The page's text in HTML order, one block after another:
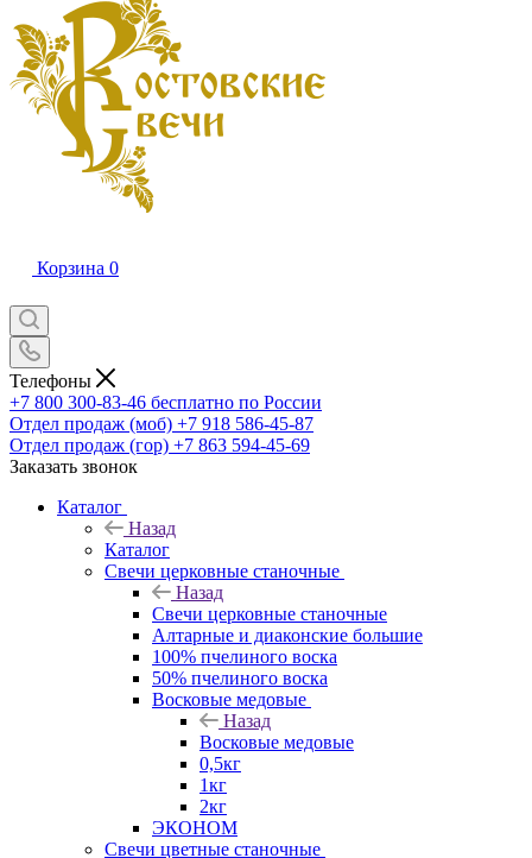
Корзина 0
Телефоны
+7 800 300-83-46 бесплатно по России
Отдел продаж (моб) +7 918 586-45-87
Отдел продаж (гор) +7 863 594-45-69
Заказать звонок
Каталог
Назад
Каталог
Свечи церковные станочные
Назад
Свечи церковные станочные
Алтарные и диаконские большие
100% пчелиного воска
50% пчелиного воска
Восковые медовые
Назад
Восковые медовые
0,5кг
1кг
2кг
ЭКОНОМ
Свечи цветные станочные